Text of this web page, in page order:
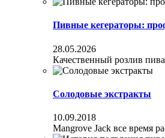
Пивные кегераторы:
28.05.2026
Качественный розлив
Солодовые экстракты
10.09.2018
Mangrove Jack все время